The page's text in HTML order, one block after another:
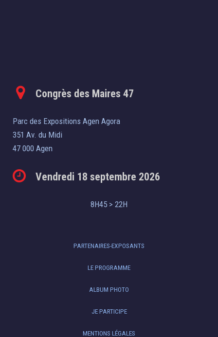
Congrès des Maires 47
Parc des Expositions Agen Agora
351 Av. du Midi
47 000 Agen
Vendredi 18 septembre 2026
8H45 > 22H
PARTENAIRES-EXPOSANTS
LE PROGRAMME
ALBUM PHOTO
JE PARTICIPE
MENTIONS LÉGALES